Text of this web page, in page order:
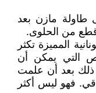
طاولة مازن بعد
من الحلوى.
المميزة تكثر
التي يمكن أن
ذلك بعد أن علمت
فهو ليس أكثر